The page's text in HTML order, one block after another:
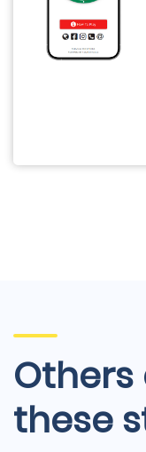
these